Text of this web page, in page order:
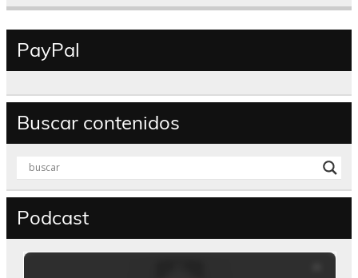
PayPal
Buscar contenidos
Podcast